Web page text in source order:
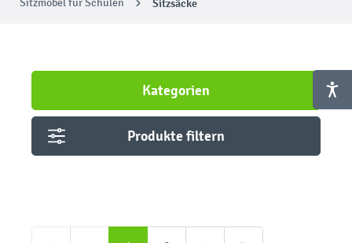
Sitzsäcke
Kategorien
Produkte filtern